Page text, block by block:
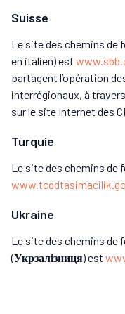
Suisse
Le site des chemins de
en italien) est
partagent l’opération
interrégionaux, à
sur le site Internet des
Turquie
Le site des chemins de
Ukraine
Le site des chemins de
(Укрзалізниця) est